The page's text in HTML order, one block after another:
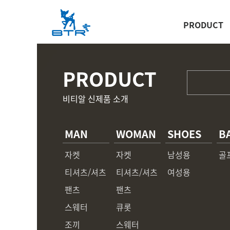
PRODUCT
PRODUCT
비티알 신제품 소개
MAN
자켓
티셔츠/셔츠
팬츠
스웨터
조끼
WOMAN
자켓
티셔츠/셔츠
팬츠
큐롯
스웨터
SHOES
남성용
여성용
골